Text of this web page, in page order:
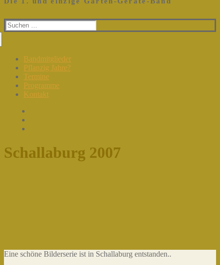
Suchen
nach:
Bandmitglieder
Pflanzig Jahre?
Termine
Programme
Kontakt
Schallaburg 2007
Eine schöne Bilderserie ist in Schallaburg entstanden..